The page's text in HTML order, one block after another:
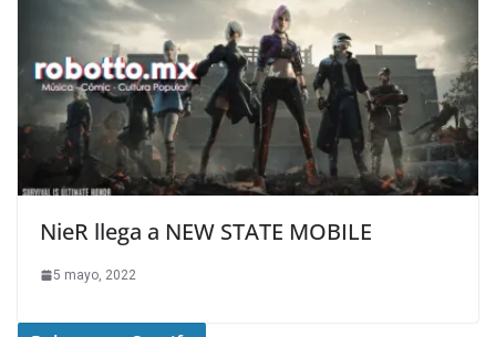
NieR llega a NEW STATE MOBILE
5 mayo, 2022